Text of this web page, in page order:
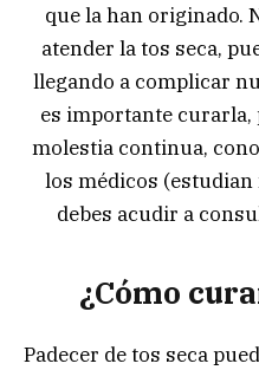
que la han originado.
atender la tos seca,
llegando a complicar
es importante curarla,
molestia continua,
los médicos (estudian
debes acudir a
¿Cómo
Padecer de tos seca